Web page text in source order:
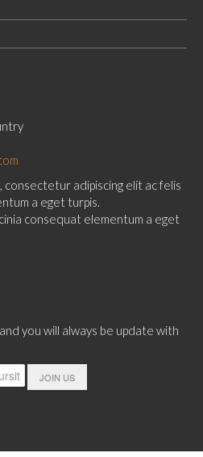
consectetur adipiscing elit ac felis
a eget turpis.
consequat elementum a eget
you will always be update with